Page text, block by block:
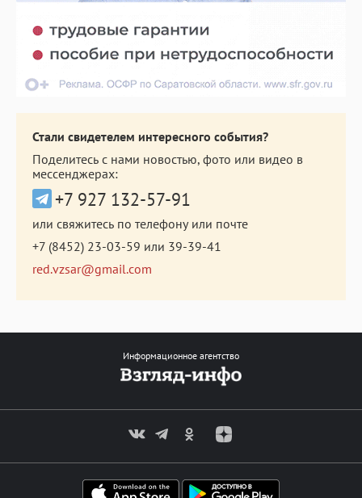
Стали свидетелем интересного события?
Поделитесь с нами новостью, фото или видео в
мессенджерах:
+7 927 132-57-91
или свяжитесь по телефону или почте
+7 (8452) 23-03-59 или 39-39-41
red.vzsar@gmail.com
Информационное агентство